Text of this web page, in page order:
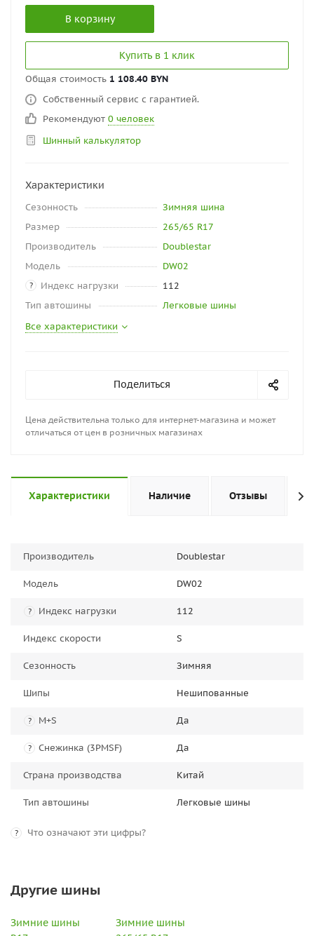
В корзину
Купить в 1 клик
Общая стоимость 1 108.40 BYN
Собственный сервис с гарантией.
Рекомендуют 0 человек
Шинный калькулятор
Характеристики
Сезонность
Зимняя шина
Размер
265/65 R17
Производитель
Doublestar
Модель
DW02
? Индекс нагрузки
112
Тип автошины
Легковые шины
Все характеристики
Поделиться
Цена действительна только для интернет-магазина и может
отличаться от цен в розничных магазинах
Характеристики Наличие Отзывы
Производитель Doublestar
Модель DW02
? Индекс нагрузки 112
Индекс скорости S
Сезонность Зимняя
Шипы Нешипованные
? M+S Да
? Снежинка (3PMSF) Да
Страна производства Китай
Тип автошины Легковые шины
? Что означают эти цифры?
Другие шины
Зимние шины
Зимние шины